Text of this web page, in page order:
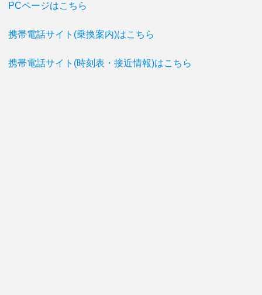
PCページはこちら
携帯電話サイト(乗換案内)はこちら
携帯電話サイト(時刻表・接近情報)はこちら